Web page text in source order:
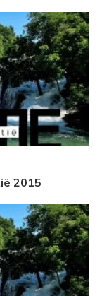
2015